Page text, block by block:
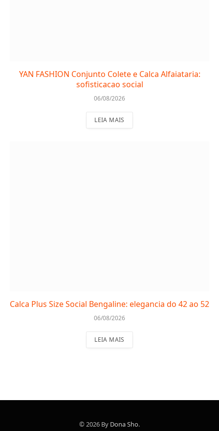
YAN FASHION Conjunto Colete e Calca Alfaiataria:
sofisticacao social
06/08/2026
LEIA MAIS
Calca Plus Size Social Bengaline: elegancia do 42 ao 52
06/08/2026
LEIA MAIS
© 2026 By Dona Sho.